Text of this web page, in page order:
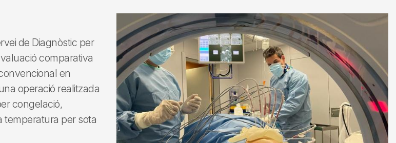
de Diagnòstic per
comparativa
en
operació realitzada
congelació,
temperatura per sota